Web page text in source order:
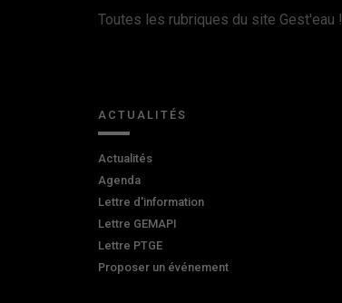
Toutes les rubriques du site Gest'eau !
ACTUALITÉS
Actualités
Agenda
Lettre d'information
Lettre GEMAPI
Lettre PTGE
Proposer un événement